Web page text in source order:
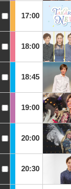
17:00
18:00
18:45
19:00
20:00
20:30